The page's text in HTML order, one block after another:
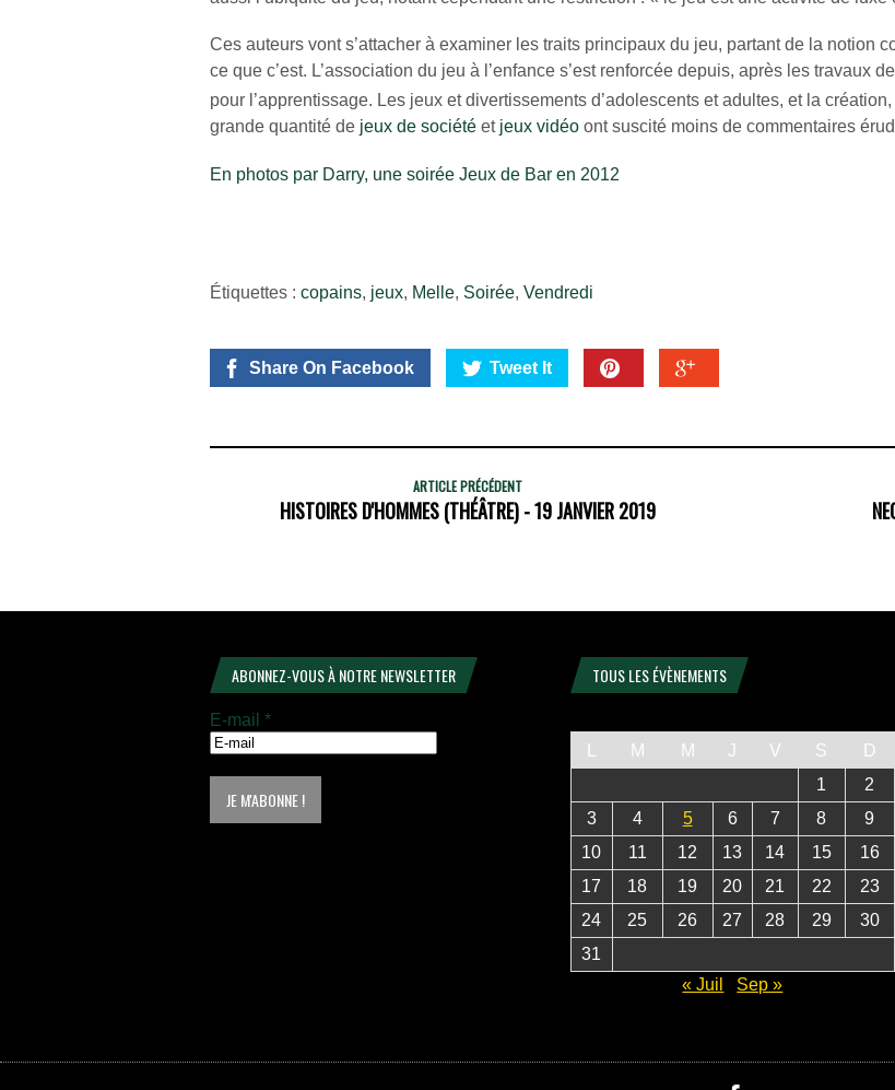
Ces auteurs vont s’attacher à examiner les traits principaux du jeu, partant de la notion
ce que c’est. L’association du jeu à l’enfance s’est renforcée depuis, après les travaux de
pour l’apprentissage. Les jeux et divertissements d’adolescents et adultes, et la création,
grande quantité de jeux de société et jeux vidéo ont suscité moins de commentaires
En photos par Darry, une soirée Jeux de Bar en 2012
Étiquettes : copains, jeux, Melle, Soirée, Vendredi
Share On Facebook Tweet It
ARTICLE PRÉCÉDENT
HISTOIRES D'HOMMES (THÉÂTRE) - 19 JANVIER 2019
ABONNEZ-VOUS À NOTRE NEWSLETTER
E-mail *
TOUS LES ÉVÈNEMENTS
L M M J V S
D
1
2
3
4 5 6 7 8
9
10
11 12 13 14 15
16
17
18 19 20 21 22
23
24
25 26 27 28 29
30
31
« Juil
Sep »